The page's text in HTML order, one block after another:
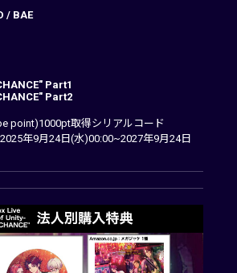
/ BAE
Part1
Part2
point)1000pt取得シリアルコード
年9月24日(水)00:00~2027年9月24日